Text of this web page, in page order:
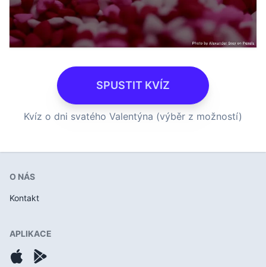
SPUSTIT KVÍZ
Kvíz o dni svatého Valentýna (výběr z možností)
O NÁS
Kontakt
APLIKACE